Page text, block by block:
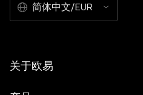
简体中文/EUR
关于欧易